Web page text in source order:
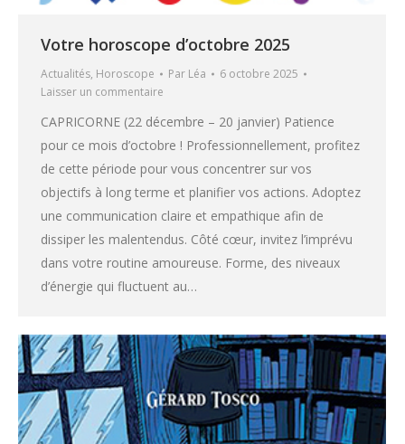
Votre horoscope d’octobre 2025
Actualités, Horoscope Par Léa
6 octobre 2025
Laisser un commentaire
CAPRICORNE (22 décembre – 20 janvier) Patience
pour ce mois d’octobre ! Professionnellement, profitez
de cette période pour vous concentrer sur vos
objectifs à long terme et planifier vos actions. Adoptez
une communication claire et empathique afin de
dissiper les malentendus. Côté cœur, invitez l’imprévu
dans votre routine amoureuse. Forme, des niveaux
d’énergie qui fluctuent au…